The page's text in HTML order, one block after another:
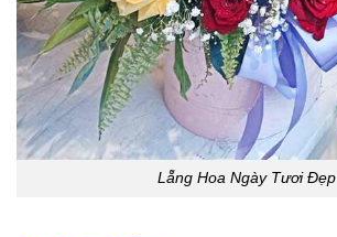
Lẵng Hoa Ngày Tươi Đẹp